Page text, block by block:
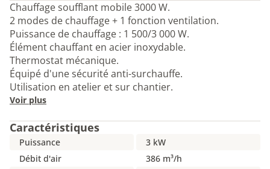
Chauffage soufflant mobile 3000 W.
2 modes de chauffage + 1 fonction ventilation.
Puissance de chauffage : 1 500/3 000 W.
Élément chauffant en acier inoxydable.
Thermostat mécanique.
Équipé d'une sécurité anti-surchauffe.
Utilisation en atelier et sur chantier.
Voir plus
Caractéristiques
Puissance
3 kW
Débit d'air
386 m³/h